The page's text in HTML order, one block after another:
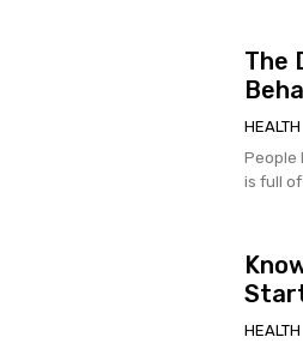
The
HEALTH
People
is full of
HEALTH